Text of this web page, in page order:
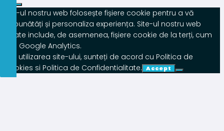
Site-ul nostru web folosește fișiere cookie pentru a vă
îmbunătăți și personaliza experiența. Site-ul nostru web
poate include, de asemenea, fișiere cookie de la terți, cum
ar fi Google Analytics.
Prin utilizarea site-ului, sunteți de acord cu Politica de
Cookies si Politica de Confidentialitate. Accept